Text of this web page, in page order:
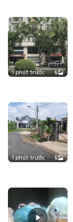
1 phút trước 5
1 phút trước 5